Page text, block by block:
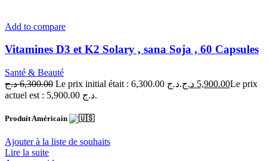
Add to compare
Vitamines D3 et K2 Solary , sana Soja , 60 Capsules
Santé & Beauté
6,300.00 د.ج Le prix initial était : 6,300.00 د.ج. 5,900.00 د.ج
Le prix
actuel est : 5,900.00 د.ج.
Produit Américain
Ajouter à la liste de souhaits
Lire la suite